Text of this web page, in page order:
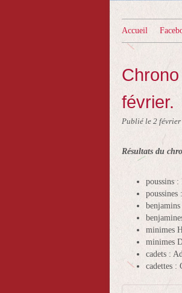
Accueil
février.
Publié le 2 février
Résultats du
poussins :
poussines
minimes
minimes
cadets :
cadettes :